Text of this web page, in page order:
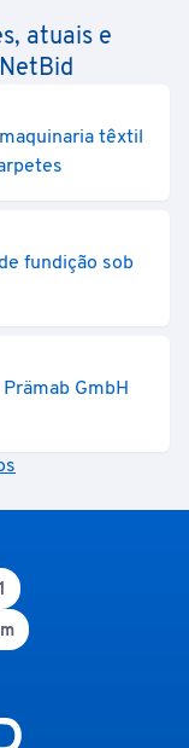
atuais e
têxtil
fundição sob
GmbH